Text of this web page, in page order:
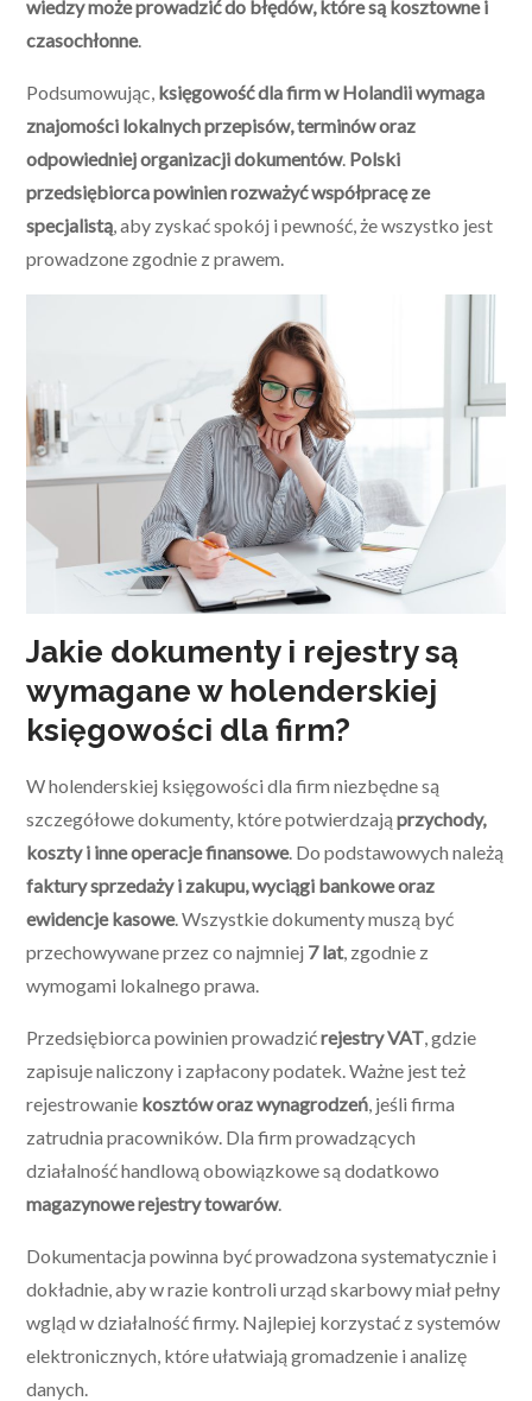
wiedzy może prowadzić do błędów, które są kosztowne i
czasochłonne.
Podsumowując, księgowość dla firm w Holandii wymaga
znajomości lokalnych przepisów, terminów oraz
odpowiedniej organizacji dokumentów. Polski
przedsiębiorca powinien rozważyć współpracę ze
specjalistą, aby zyskać spokój i pewność, że wszystko jest
prowadzone zgodnie z prawem.
Jakie dokumenty i rejestry są
wymagane w holenderskiej
księgowości dla firm?
W holenderskiej księgowości dla firm niezbędne są
szczegółowe dokumenty, które potwierdzająprzychody,
koszty i inne operacje finansowe. Do podstawowych należą
faktury sprzedaży i zakupu, wyciągi bankowe oraz
ewidencje kasowe. Wszystkie dokumenty muszą być
przechowywane przez co najmniej 7 lat, zgodnie z
wymogami lokalnego prawa.
Przedsiębiorca powinien prowadzićrejestry VAT, gdzie
zapisuje naliczony i zapłacony podatek. Ważne jest też
rejestrowanie kosztów oraz wynagrodzeń, jeśli firma
zatrudnia pracowników. Dla firm prowadzących
działalność handlową obowiązkowe są dodatkowo
magazynowe rejestry towarów.
Dokumentacja powinna być prowadzona systematycznie i
dokładnie, aby w razie kontroli urząd skarbowy miał pełny
wgląd w działalność firmy. Najlepiej korzystać z systemów
elektronicznych, które ułatwiają gromadzenie i analizę
danych.